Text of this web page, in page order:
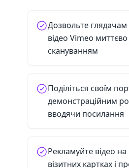
Дозвольте
відео Vimeo
скануванням
Поділіться своїм
демонстраційним
вводячи посилання
Рекламуйте відео на
візитних картках і